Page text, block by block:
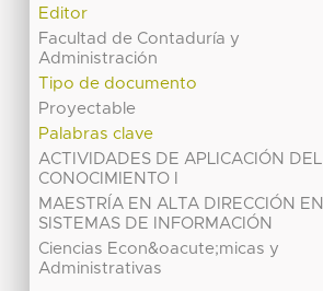
Editor
Facultad de Contaduría y
Administración
Tipo de documento
Proyectable
Palabras clave
ACTIVIDADES DE APLICACIÓN DEL
CONOCIMIENTO I
MAESTRÍA EN ALTA DIRECCIÓN EN
SISTEMAS DE INFORMACIÓN
Ciencias Econ&oacute;micas y
Administrativas